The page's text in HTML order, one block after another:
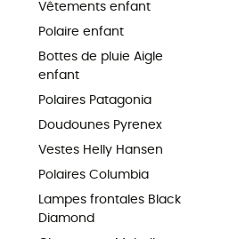
Vêtements enfant
Polaire enfant
Bottes de pluie Aigle
enfant
Polaires Patagonia
Doudounes Pyrenex
Vestes Helly Hansen
Polaires Columbia
Lampes frontales Black
Diamond